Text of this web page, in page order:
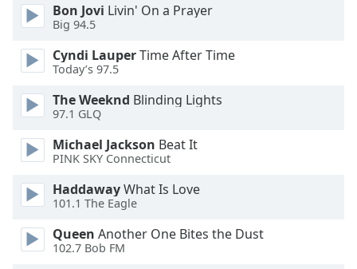
Background
Color
Opacity
Caption
Area
Background
Bon Jovi Livin' On a Prayer
Big 94.5
Cyndi LauperTime After Time
Today’s 97.5
The Weeknd Blinding Lights
97.1 GLQ
Michael Jackson Beat It
PINK SKY Connecticut
HaddawayWhat Is Love
101.1 The Eagle
Queen Another One Bites the Dust
102.7 Bob FM